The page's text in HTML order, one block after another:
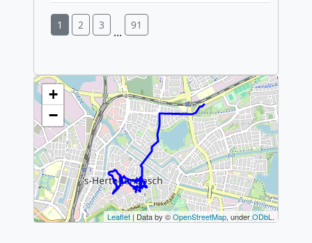
1 2 3 ... 91
Make this Notebook Trusted to load map: File
-> Trust Notebook